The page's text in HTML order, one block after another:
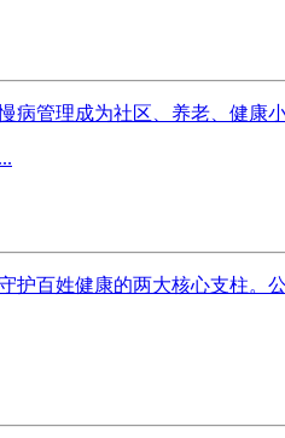
病管理成为社区、养老、健康
护百姓健康的两大核心支柱。